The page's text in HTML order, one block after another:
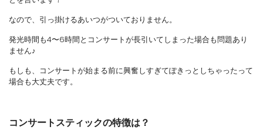
なので、引っ掛けるあいつがついておりません。
発光時間も4〜6時間とコンサートが長引いてしまった場合も問題あり
ません♪
もしも、コンサートが始まる前に興奮しすぎてぽきっとしちゃったって
場合も大丈夫です。
コンサートスティックの特徴は？